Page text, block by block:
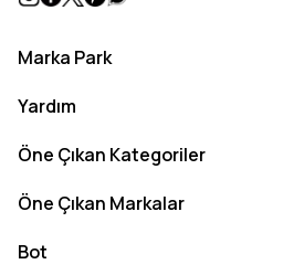
Marka Park
Yardım
Öne Çıkan Kategoriler
Öne Çıkan Markalar
Bot